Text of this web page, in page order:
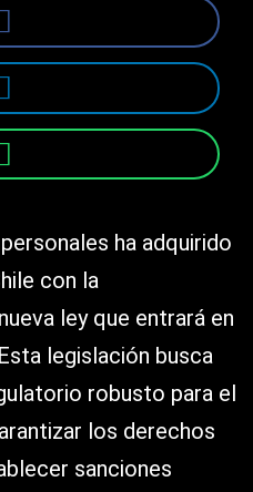
ha adquirido
con la
ley que entrará en
legislación busca
robusto para el
los derechos
sanciones